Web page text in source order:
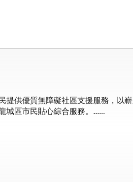
提供優質無障礙社區支援服務，以
城區市民貼心綜合服務。......